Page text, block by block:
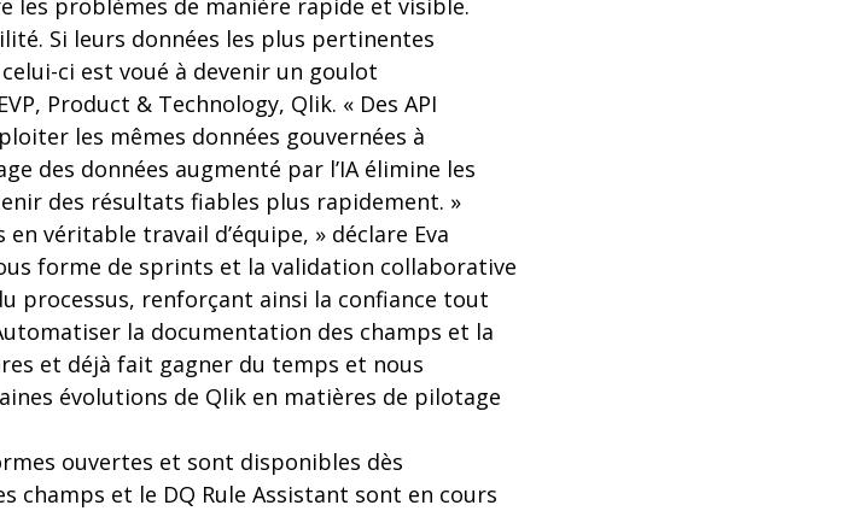
les problèmes de manière rapide et visible.
Si leurs données les plus pertinentes
ci est voué à devenir un goulot
Product & Technology, Qlik. « Des API
les mêmes données gouvernées à
des données augmenté par l’IA élimine les
des résultats fiables plus rapidement. »
véritable travail d’équipe, » déclare Eva
forme de sprints et la validation collaborative
processus, renforçant ainsi la confiance tout
la documentation des champs et la
et déjà fait gagner du temps et nous
évolutions de Qlik en matières de pilotage
ouvertes et sont disponibles dès
champs et le DQ Rule Assistant sont en cours